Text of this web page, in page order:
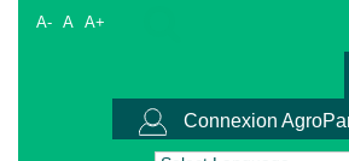
A- A A+
Connexion